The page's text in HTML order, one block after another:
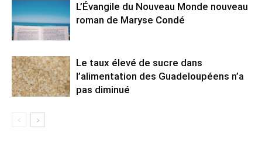
L’Évangile du Nouveau Monde nouveau
roman de Maryse Condé
Le taux élevé de sucre dans
l’alimentation des Guadeloupéens n’a
pas diminué